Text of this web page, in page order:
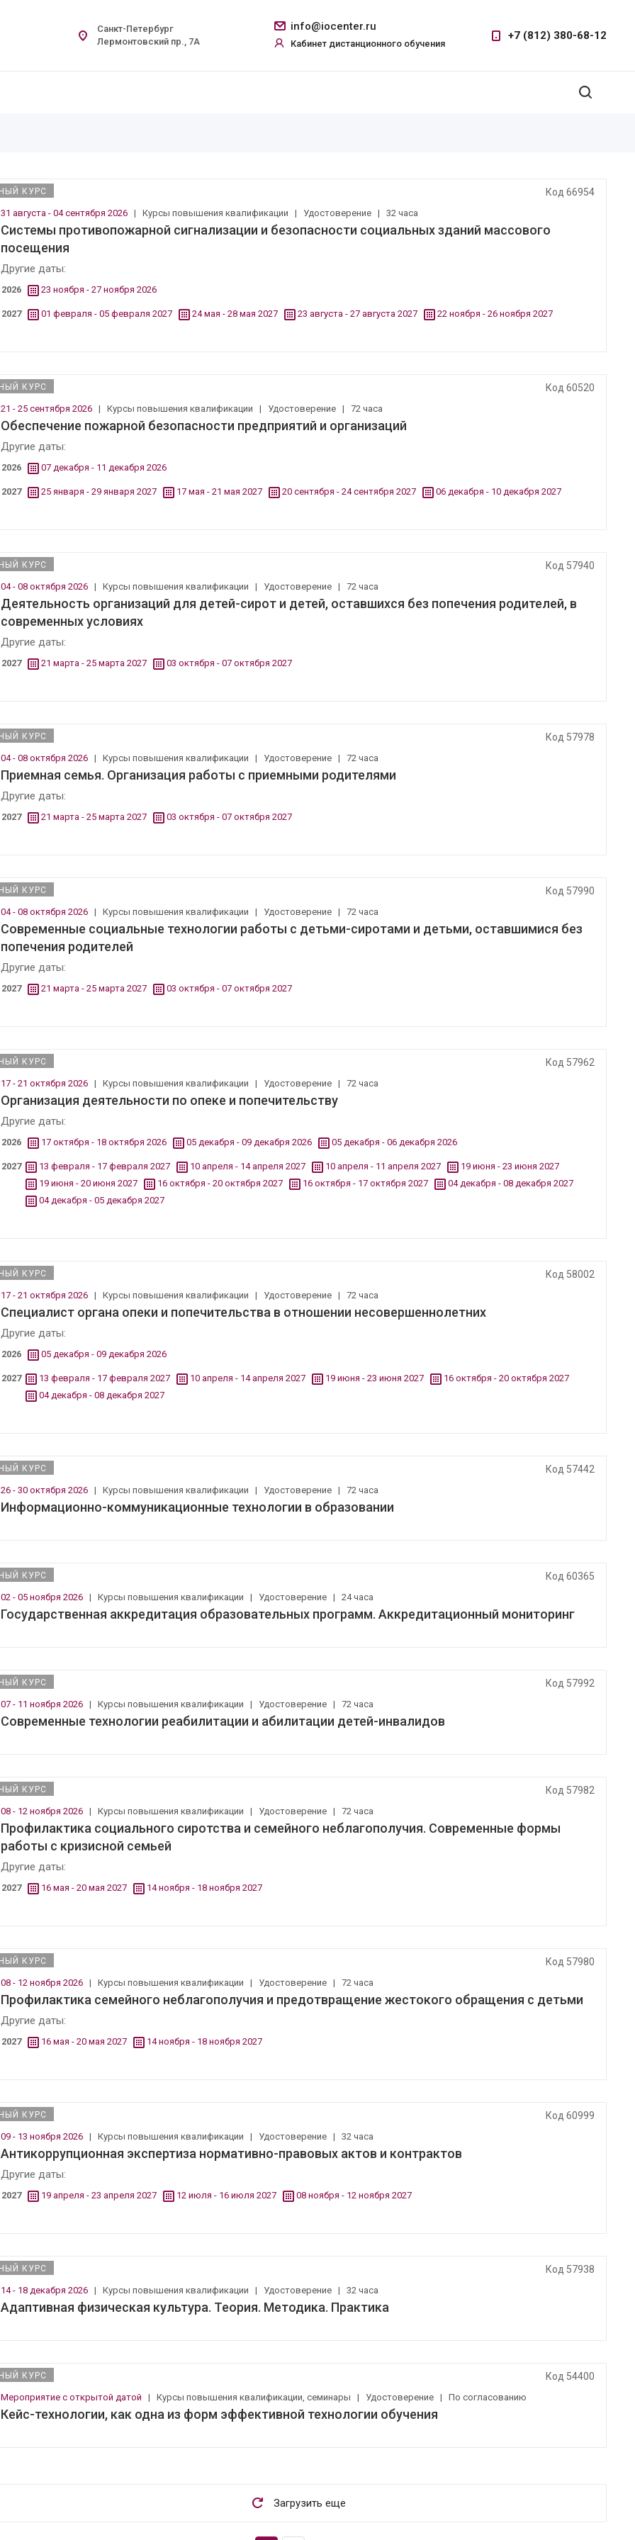
info@iocenter.ru
Кабинет дистанционного обучения
+7 (812) 380-68-12
Санкт-Петербург
Лермонтовский пр., 7А
КУРС Код 66954
31 августа - 04 сентября 2026 |Курсы повышения квалификации | Удостоверение |32 часа
Системы противопожарной сигнализации и безопасности социальных зданий массового
посещения
Другие даты:
2026 23 ноября - 27 ноября 2026
2027 01 февраля - 05 февраля 2027 24 мая - 28 мая 2027 23 августа - 27 августа 2027 22 ноября - 26 ноября 2027
КУРС Код 60520
21 - 25 сентября 2026 |Курсы повышения квалификации | Удостоверение |72 часа
Обеспечение пожарной безопасности предприятий и организаций
Другие даты:
2026 07 декабря - 11 декабря 2026
2027 25 января - 29 января 2027 17 мая - 21 мая 2027 20 сентября - 24 сентября 2027 06 декабря - 10 декабря 2027
КУРС Код 57940
04 - 08 октября 2026 |Курсы повышения квалификации | Удостоверение |72 часа
Деятельность организаций для детей-сирот и детей, оставшихся без попечения родителей, в
современных условиях
Другие даты:
2027 21 марта - 25 марта 2027 03 октября - 07 октября 2027
КУРС Код 57978
04 - 08 октября 2026 |Курсы повышения квалификации | Удостоверение |72 часа
Приемная семья. Организация работы с приемными родителями
Другие даты:
2027 21 марта - 25 марта 2027 03 октября - 07 октября 2027
КУРС Код 57990
04 - 08 октября 2026 |Курсы повышения квалификации | Удостоверение |72 часа
Современные социальные технологии работы с детьми-сиротами и детьми, оставшимися без
попечения родителей
Другие даты:
2027 21 марта - 25 марта 2027 03 октября - 07 октября 2027
КУРС Код 57962
17 - 21 октября 2026 |Курсы повышения квалификации | Удостоверение |72 часа
Организация деятельности по опеке и попечительству
Другие даты:
2026 17 октября - 18 октября 2026 05 декабря - 09 декабря 2026 05 декабря - 06 декабря 2026
2027 13 февраля - 17 февраля 2027 10 апреля - 14 апреля 2027 10 апреля - 11 апреля 2027
19 июня - 23 июня 2027
19 июня - 20 июня 2027
16 октября - 20 октября 2027 16 октября - 17 октября 2027
04 декабря - 08 декабря 2027
04 декабря - 05 декабря 2027
КУРС Код 58002
17 - 21 октября 2026 |Курсы повышения квалификации | Удостоверение |72 часа
Специалист органа опеки и попечительства в отношении несовершеннолетних
Другие даты:
2026 05 декабря - 09 декабря 2026
2027 13 февраля - 17 февраля 2027 10 апреля - 14 апреля 2027 19 июня - 23 июня 2027
16 октября - 20 октября 2027
04 декабря - 08 декабря 2027
КУРС Код 57442
26 - 30 октября 2026 |Курсы повышения квалификации | Удостоверение |72 часа
Информационно-коммуникационные технологии в образовании
КУРС Код 60365
02 - 05 ноября 2026 |Курсы повышения квалификации | Удостоверение |24 часа
Государственная аккредитация образовательных программ. Аккредитационный мониторинг
КУРС Код 57992
07 - 11 ноября 2026 |Курсы повышения квалификации | Удостоверение |72 часа
Современные технологии реабилитации и абилитации детей-инвалидов
КУРС Код 57982
08 - 12 ноября 2026 |Курсы повышения квалификации | Удостоверение |72 часа
Профилактика социального сиротства и семейного неблагополучия. Современные формы
работы с кризисной семьей
Другие даты:
2027 16 мая - 20 мая 2027 14 ноября - 18 ноября 2027
КУРС Код 57980
08 - 12 ноября 2026 |Курсы повышения квалификации | Удостоверение |72 часа
Профилактика семейного неблагополучия и предотвращение жестокого обращения с детьми
Другие даты:
2027 16 мая - 20 мая 2027 14 ноября - 18 ноября 2027
КУРС Код 60999
09 - 13 ноября 2026 |Курсы повышения квалификации | Удостоверение |32 часа
Антикоррупционная экспертиза нормативно-правовых актов и контрактов
Другие даты:
2027 19 апреля - 23 апреля 2027 12 июля - 16 июля 2027 08 ноября - 12 ноября 2027
КУРС Код 57938
14 - 18 декабря 2026 |Курсы повышения квалификации | Удостоверение |32 часа
Адаптивная физическая культура. Теория. Методика. Практика
КУРС Код 54400
Мероприятие с открытой датой |Курсы повышения квалификации, семинары | Удостоверение |По согласованию
Кейс-технологии, как одна из форм эффективной технологии обучения
Загрузить еще